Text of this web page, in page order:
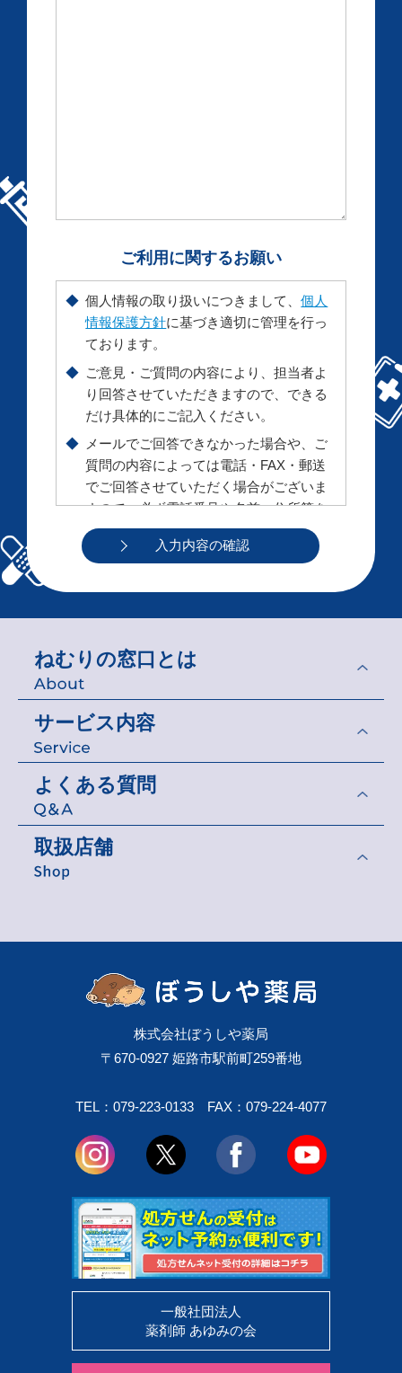
ご利用に関するお願い
◆ 個人情報の取り扱いにつきまして、個人
情報保護方針に基づき適切に管理を行っ
ております。
◆ ご意見・ご質問の内容により、担当者よ
り回答させていただきますので、できる
だけ具体的にご記入ください。
◆
メールでご回答できなかった場合や、ご
質問の内容によっては電話・FAX・郵送
でご回答させていただく場合がございま
すので、必ず電話番号や名前、住所等を
ご記入ください。（ *印は必須項目です
ので必ずご記入ください。）
ください。（カタカナは”全角”で入力し
てください。）
◆
お問い合わせ内容によっては、回答でき
ださい。
◆ 土・日・祝日、夏期、年末年始等の当社
休業日のお問い合わせや内容によって
は、ご回答までに日数のかかる場合がご
◆ 回答した内容を当社の許可なく転載する
ことは、著作権法上認められておりませ
ねむりの窓口とは
サービス内容
よくある質問
取扱店舗
株式会社ぼうしや薬局
〒670-0927 姫路市駅前町259番地
TEL：079-223-0133 FAX：079-224-4077
一般社団法人
薬剤師 あゆみの会